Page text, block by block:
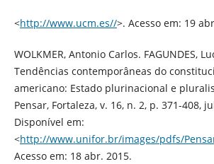
<http://www.ucm.es//>. Acesso em: 19
WOLKMER, Antonio Carlos. FAGUNDES,
Tendências contemporâneas do
americano: Estado plurinacional e
Pensar, Fortaleza, v. 16, n. 2, p. 371-408,
Disponível em:
<http://www.unifor.br/images/pdfs/
Acesso em: 18 abr. 2015.